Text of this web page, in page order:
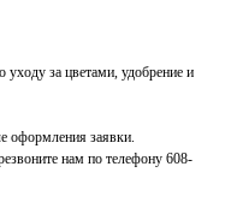
уходу за цветами, удобрение и
оформления заявки.
нам по телефону 608-